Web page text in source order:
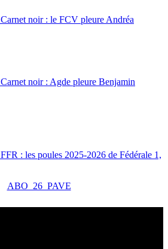
Carnet noir : le FCV pleure Andréa
Carnet noir : Agde pleure Benjamin
FFR : les poules 2025-2026 de Fédérale 1,